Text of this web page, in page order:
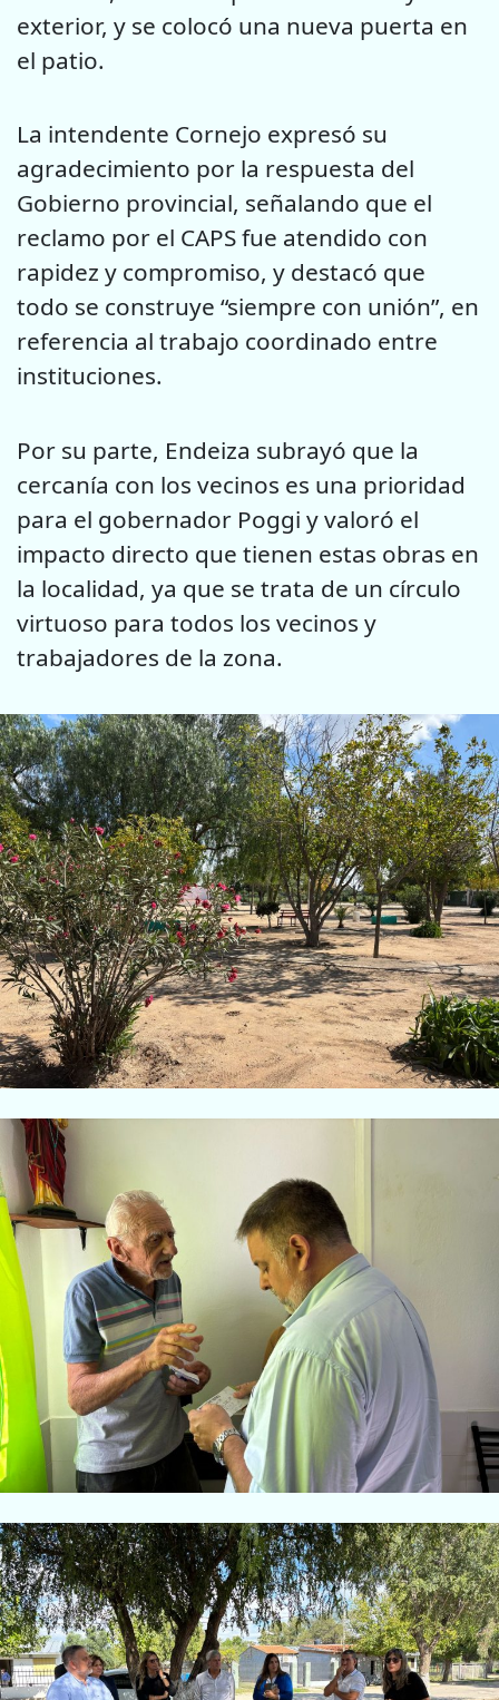
exterior, y se colocó una nueva puerta en
el patio.
La intendente Cornejo expresó su
agradecimiento por la respuesta del
Gobierno provincial, señalando que el
reclamo por el CAPS fue atendido con
rapidez y compromiso, y destacó que
todo se construye “siempre con unión”, en
referencia al trabajo coordinado entre
instituciones.
Por su parte, Endeiza subrayó que la
cercanía con los vecinos es una prioridad
para el gobernador Poggi y valoró el
impacto directo que tienen estas obras en
la localidad, ya que se trata de un círculo
virtuoso para todos los vecinos y
trabajadores de la zona.